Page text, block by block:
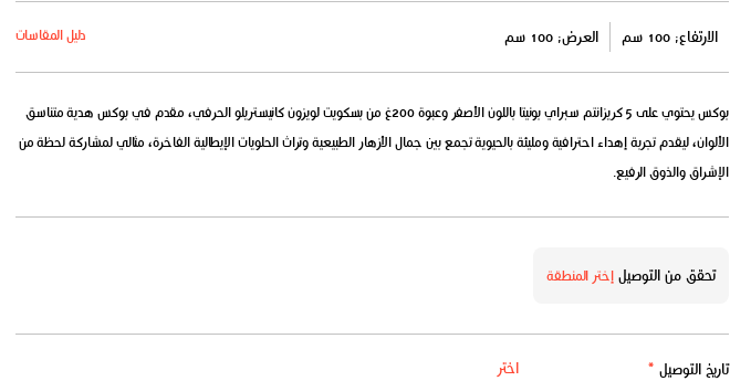
الارتفاع: 100 سم العرض: 100 سم دليل المقاسات
بوكس يحتوي على 5 كريزانتم سبراي بونيتا باللون الأصفر وعبوة 200غ من بسكويت لويزون كانيستريلو الحرفي، مقدم في بوكس هدية متناسق
الألوان، ليقدم تجربة إهداء احترافية ومليئة بالحيوية تجمع بين جمال الأزهار الطبيعية وتراث الحلويات الإيطالية الفاخرة، مثالي لمشاركة لحظة من
الإشراق والذوق الرفيع.
تحقق من التوصيلإختر المنطقة
تاريخ التوصيل *